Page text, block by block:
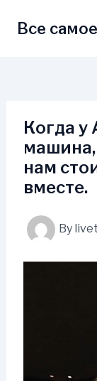
Все
Когда у
машина,
нам
вместе.
By